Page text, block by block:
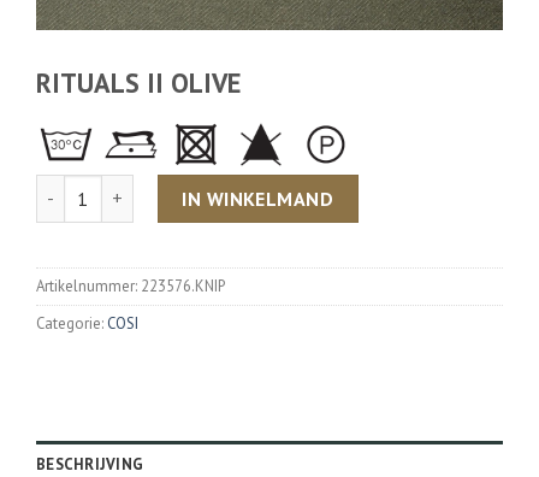
RITUALS II OLIVE
IN WINKELMAND
Artikelnummer: 223576.KNIP
Categorie: COSI
BESCHRIJVING